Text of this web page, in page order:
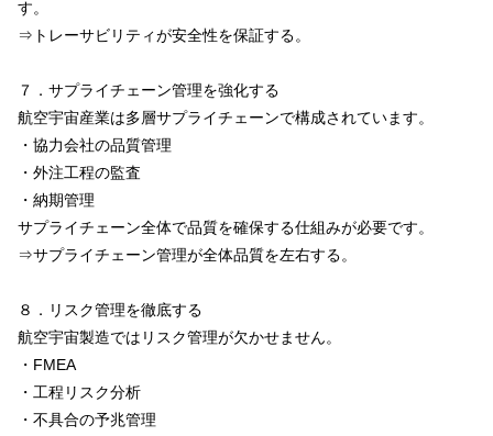
す。
⇒トレーサビリティが安全性を保証する。
７．サプライチェーン管理を強化する
航空宇宙産業は多層サプライチェーンで構成されています。
・協力会社の品質管理
・外注工程の監査
・納期管理
サプライチェーン全体で品質を確保する仕組みが必要です。
⇒サプライチェーン管理が全体品質を左右する。
８．リスク管理を徹底する
航空宇宙製造ではリスク管理が欠かせません。
・FMEA
・工程リスク分析
・不具合の予兆管理